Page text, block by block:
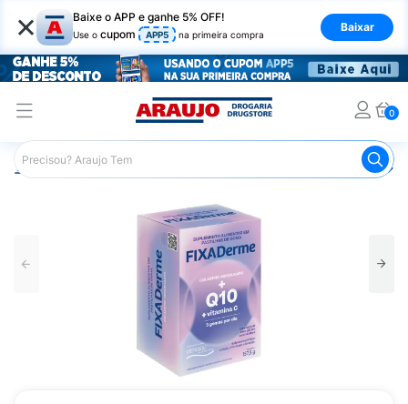
× Baixe o APP e ganhe 5% OFF!
Use o cupom APP5 na primeira compra
Baixar
0
Araujo Nutrição Saudável Suplementos Alimentares